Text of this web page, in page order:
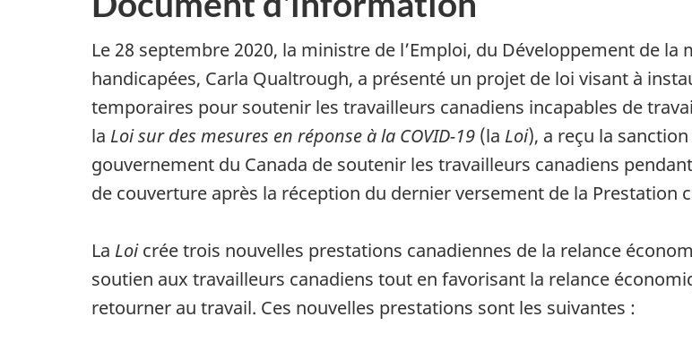
Le 28 septembre 2020, la ministre de l’Emploi, du Développement de
handicapées, Carla Qualtrough, a présenté un projet de loi visant à
temporaires pour soutenir les travailleurs canadiens incapables de
la Loi sur des mesures en réponse à la COVID-19 (la Loi), a reçu la
gouvernement du Canada de soutenir les travailleurs canadiens
de couverture après la réception du dernier versement de la Prestation
La Loicrée trois nouvelles prestations canadiennes de la relance
soutien aux travailleurs canadiens tout en favorisant la relance
retourner au travail. Ces nouvelles prestations sont les suivantes :